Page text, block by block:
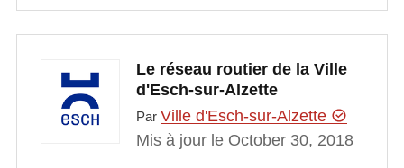
Le réseau routier de la Ville
d'Esch-sur-Alzette
Par Ville d'Esch-sur-Alzette
Mis à jour le October 30, 2018